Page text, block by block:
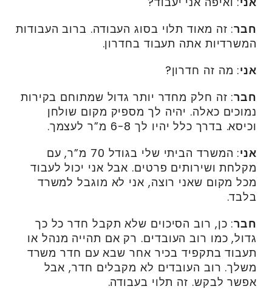
חבר: זה מאוד תלוי בסוג העבודה. ברוב העבודות
המשרדיות אתה תעבוד בחדרון.
אני: מה זה חדרון?
חבר: זה חלק מחדר יותר גדול שמתוחם בקירות
נמוכים כאלה. יהיה לך מספיק מקום שולחן
וכיסא. בדרך כלל יהיו לך 6-8 מ”ר לעצמך.
אני
: המשרד הביתי שלי בגודל 70 מ”ר, עם
מקלחת ושירותים פרטים. אבל אני יכול לעבוד
מכל מקום שאני רוצה, אני לא מוגבל למשרד
בלבד.
חבר: כן, רוב הסיכוים שלא תקבל חדר כל כך
גדול, כמו רוב העובדים. רק אם תהייה מנהל או
תעבוד בתקפיד בכיר אחר שבא עם חדר משרד
משלך. רוב העובדים לא מקבלים חדר, אבל
אפשר לבקש. זה תלוי בעבודה.